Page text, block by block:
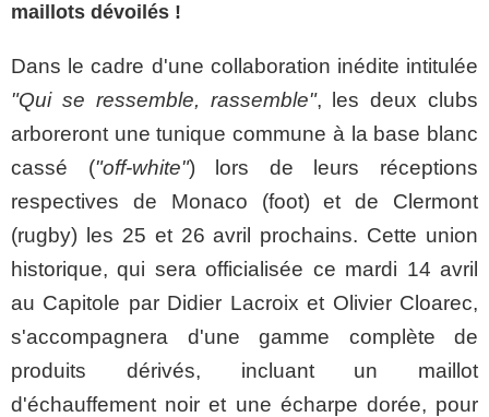
maillots dévoilés !
Dans le cadre d'une collaboration inédite intitulée
"Qui se ressemble, rassemble", les deux clubs
arboreront une tunique commune à la base blanc
cassé ("off-white") lors de leurs réceptions
respectives de Monaco (foot) et de Clermont
(rugby) les 25 et 26 avril prochains. Cette union
historique, qui sera officialisée ce mardi 14 avril
au Capitole par Didier Lacroix et Olivier Cloarec,
s'accompagnera d'une gamme complète de
produits dérivés, incluant un maillot
d'échauffement noir et une écharpe dorée, pour